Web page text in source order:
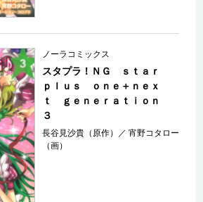
ノーラコミックス
スタプラ！ＮＧ ｓｔａｒ
ｐｌｕｓ ｏｎｅ＋ｎｅｘ
ｔ ｇｅｎｅｒａｔｉｏｎ
３
長谷見沙貴（原作） ／宵野コタロー
（画）